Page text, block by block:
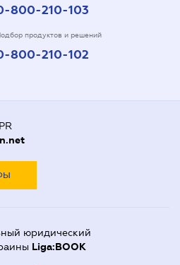
800-210-103
продуктов и решений
800-210-102
юридический
Liga:BOOK